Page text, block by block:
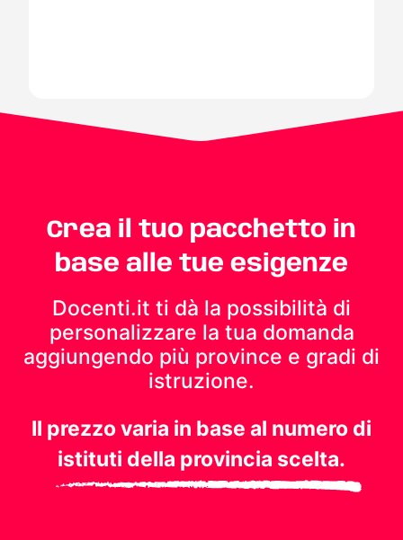
Crea il tuo pacchetto in
base alle tue esigenze
Docenti.it ti dà la possibilità di
personalizzare la tua domanda
aggiungendo più province e gradi di
istruzione.
Il prezzo varia in base al numero di
istituti della provincia scelta.